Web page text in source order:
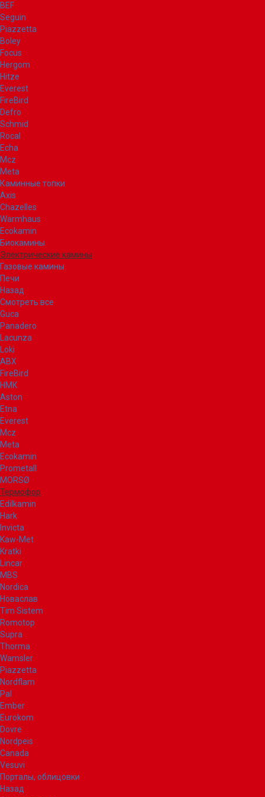
BEF
Seguin
Piazzetta
Boley
Focus
Hergom
Hitze
Everest
FireBird
Defro
Schmid
Rocal
Echa
Mcz
Meta
Каминные топки
Axis
Chazelles
Warmhaus
Ecokamin
Биокамины
Электрические камины
Газовые камины
Печи
Назад
Смотреть все
Guca
Panadero
Lacunza
Loki
ABX
FireBird
НМК
Aston
Etna
Everest
Mcz
Meta
Ecokamin
Prometall
MORSØ
Термофор
Edilkamin
Hark
Invicta
Kaw-Met
Kratki
Lincar
MBS
Nordica
Новаслав
Tim Sistem
Romotop
Supra
Thorma
Wamsler
Piazzetta
Nordflam
Pal
Ember
Eurokom
Dovre
Nordpeis
Canada
Vesuvi
Порталы, облицовки
Назад